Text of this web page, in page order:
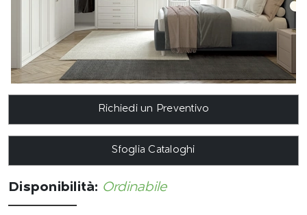
Richiedi un Preventivo
Sfoglia Cataloghi
Disponibilità: Ordinabile